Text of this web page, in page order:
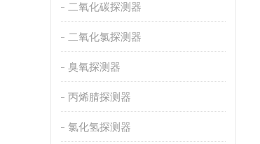
二氧化碳探测器
二氧化氯探测器
臭氧探测器
丙烯腈探测器
氯化氢探测器